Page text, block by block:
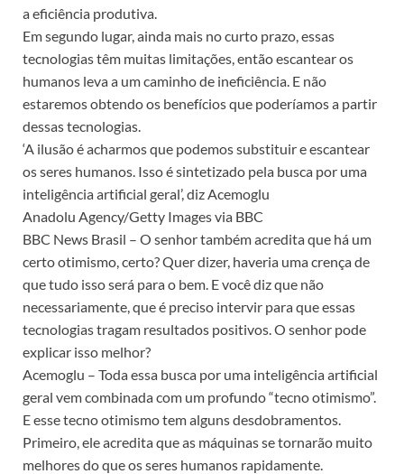
a eficiência produtiva.
Em segundo lugar, ainda mais no curto prazo, essas
tecnologias têm muitas limitações, então escantear os
humanos leva a um caminho de ineficiência. E não
estaremos obtendo os benefícios que poderíamos a partir
dessas tecnologias.
‘A ilusão é acharmos que podemos substituir e escantear
os seres humanos. Isso é sintetizado pela busca por uma
inteligência artificial geral’, diz Acemoglu
Anadolu Agency/Getty Images via BBC
BBC News Brasil – O senhor também acredita que há um
certo otimismo, certo? Quer dizer, haveria uma crença de
que tudo isso será para o bem. E você diz que não
necessariamente, que é preciso intervir para que essas
tecnologias tragam resultados positivos. O senhor pode
explicar isso melhor?
Acemoglu – Toda essa busca por uma inteligência artificial
geral vem combinada com um profundo “tecno otimismo”.
E esse tecno otimismo tem alguns desdobramentos.
Primeiro, ele acredita que as máquinas se tornarão muito
melhores do que os seres humanos rapidamente.